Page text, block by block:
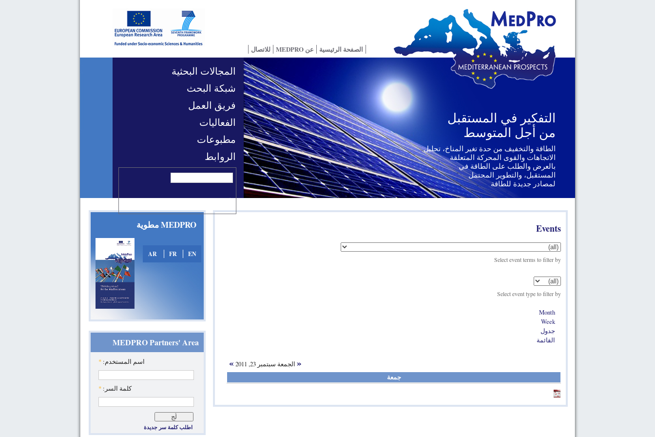
التفكير في المستقبل
من أجل المتوسط
الطاقة والتخفيف من حدة تغير المناخ، تحليل
الاتجاهات والقوى المحركة المتعلقة
بالعرض والطلب على الطاقة في
المستقبل، والتطوير المحتمل
لمصادر جديدة للطاقة
التفكير في المستقبل
من أجل المتوسط
الجغرافيا السياسية والحوكمة، يتناول التحديات السياسية
الإقليمية والدولية التي تواجهها دول
جنوب المتوسط
الصفحة الرئيسية عن MEDPRO للاتصال
المجالات البحثية
شبكة البحث
فريق العمل
الفعاليات
مطبوعات
الروابط
MEDPRO مطوية
EN
FR
AR
MEDPRO Partners' Area
‏اسم المستخدم: ‏ *
‏كلمة السر: ‏ *
اطلب كلمة سر جديدة
Events
Select event terms to filter by
Select event type to filter by
Month
Week
جدول
القائمة
« الجمعة سبتمبر 23, 2011 »
جمعة